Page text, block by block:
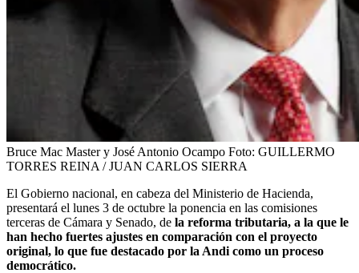
Bruce Mac Master y José Antonio Ocampo Foto: GUILLERMO
TORRES REINA / JUAN CARLOS SIERRA
El Gobierno nacional, en cabeza del Ministerio de Hacienda,
presentará el lunes 3 de octubre la ponencia en las comisiones
terceras de Cámara y Senado, de la reforma tributaria, a la que le
han hecho fuertes ajustes en comparación con el proyecto
original, lo que fue destacado por la Andi como un proceso
democrático.